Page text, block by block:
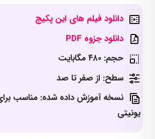
دانلود فیلم های این پکیج
دانلود جزوه PDF
حجم: ۴۸۰ مگابایت
سطح: از صفر تا صد
نسخه آموزش داده شده: مناسب
یونیتی